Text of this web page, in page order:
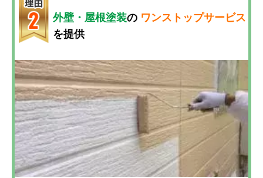
早めの対策が、住まいを長持ちさせる秘訣！
チョーキング現象は、「外壁塗装の寿命が近づいてい
放置すればするほど劣化は進み、最終的には外壁材自
体の交換が必要になることも…。しかし、適切なタイ
ミングで塗装を行うことで、住まいの寿命を大幅に延
ばすことができます。
「まだ塗装の時期かどうかわからない…」という方も
ご安心ください。
イワショウでは無料診断を実施中！
気密性・断熱性の低下 → 室内の温度が安定せず、冷暖
房の効きが悪くなる
修繕費用の増大 → 早めのメンテナンスなら費用を抑え
特に、コーキングの劣化は見落とされがちですが、外
壁と外壁の間をつなぐ大切な役割を果たしており、剥
がれたまま放置すると雨水が侵入し、内部の木材や鉄
骨を腐食させる原因になります。
「少しのヒビだから大丈夫」と思っていると、気づか
ないうちに劣化が進み、修繕コストが大幅に増える可
能性も…。
塗装をせずに放置するとどうなる？
防水機能の低下 → 雨水が外壁や屋根に染み込み、ひび
割れや雨漏りの原因に
熱費がかさむ
カビやコケの発生 → 湿気がこもり、家の内部まで腐食
が進む可能性
建物の劣化が加速 → 外壁や屋根材そのものが傷み、最
悪の場合張り替えが必要に
「10年以上何もしていない」という場合は、すでに塗
膜が本来の機能を果たしていない可能性が高いため、
外壁・屋根塗装の ワンストップサービス
を提供